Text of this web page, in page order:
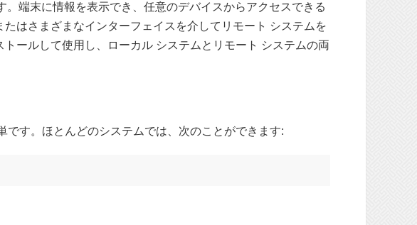
端末に情報を表示でき、任意のデバイスからアクセスできる
はさまざまなインターフェイスを介してリモート システムを
ールして使用し、ローカル システムとリモート システムの両
す。ほとんどのシステムでは、次のことができます: